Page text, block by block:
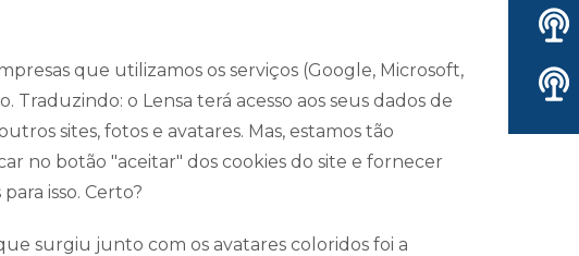
que utilizamos os serviços (Google, Microsoft,
Traduzindo: o Lensa terá acesso aos seus dados de
sites, fotos e avatares. Mas, estamos tão
no botão "aceitar" dos cookies do site e fornecer
isso. Certo?
surgiu junto com os avatares coloridos foi a